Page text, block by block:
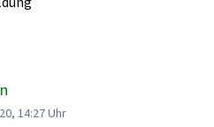
14:27 Uhr